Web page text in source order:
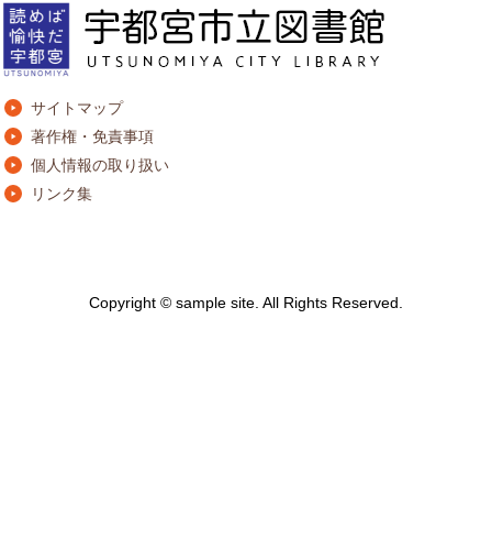
サイトマップ
著作権・免責事項
個人情報の取り扱い
リンク集
Copyright © sample site. All Rights Reserved.